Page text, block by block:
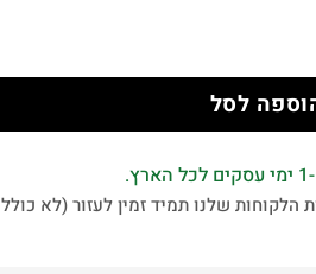
לסל
הלקוחות שלנו תמיד זמין לעזור (לא כולל